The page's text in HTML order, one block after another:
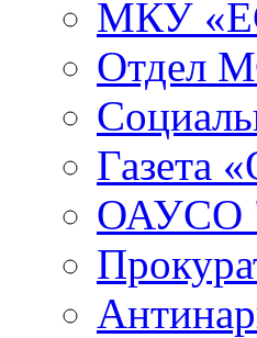
МКУ
Отдел
Газета
ОАУСО